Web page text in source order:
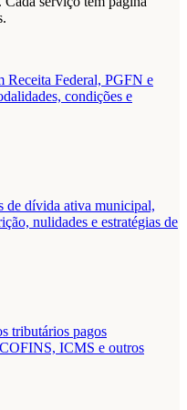
Receita Federal, PGFN e
condições e
de dívida ativa municipal,
nulidades e estratégias de
tributários pagos
ICMS e outros